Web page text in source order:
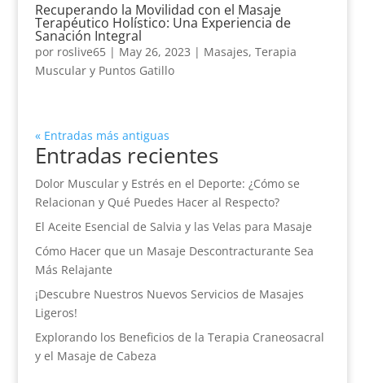
Recuperando la Movilidad con el Masaje
Terapéutico Holístico: Una Experiencia de
Sanación Integral
por roslive65| May 26, 2023 | Masajes, Terapia
Muscular y Puntos Gatillo
« Entradas más antiguas
Entradas recientes
Dolor Muscular y Estrés en el Deporte: ¿Cómo se
Relacionan y Qué Puedes Hacer al Respecto?
El Aceite Esencial de Salvia y las Velas para Masaje
Cómo Hacer que un Masaje Descontracturante Sea
Más Relajante
¡Descubre Nuestros Nuevos Servicios de Masajes
Ligeros!
Explorando los Beneficios de la Terapia Craneosacral
y el Masaje de Cabeza